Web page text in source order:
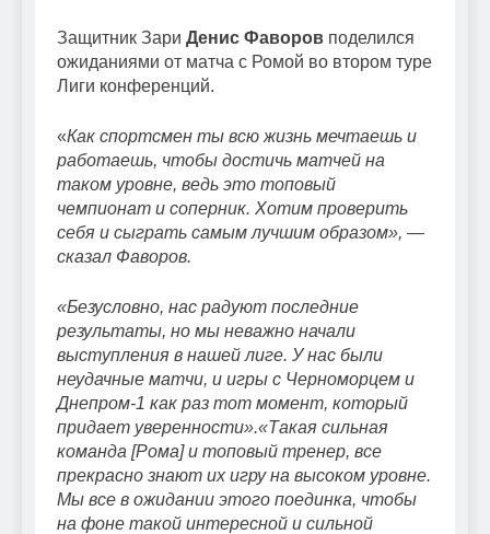
Защитник Зари Денис Фаворов поделился
ожиданиями от матча с Ромой во втором туре
Лиги конференций.
«Как спортсмен ты всю жизнь мечтаешь и
работаешь, чтобы достичь матчей на
таком уровне, ведь это топовый
чемпионат и соперник. Хотим проверить
себя и сыграть самым лучшим образом», —
сказал Фаворов.
«Безусловно, нас радуют последние
результаты, но мы неважно начали
выступления в нашей лиге. У нас были
неудачные матчи, и игры с Черноморцем и
Днепром-1 как раз тот момент, который
придает уверенности».«Такая сильная
команда [Рома] и топовый тренер, все
прекрасно знают их игру на высоком уровне.
Мы все в ожидании этого поединка, чтобы
на фоне такой интересной и сильной